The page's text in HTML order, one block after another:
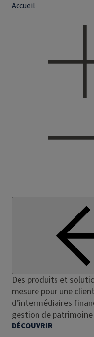
Accueil
Des produits et
mesure pour une
d’intermédiaires
gestion de patrimoine
DÉCOUVRIR